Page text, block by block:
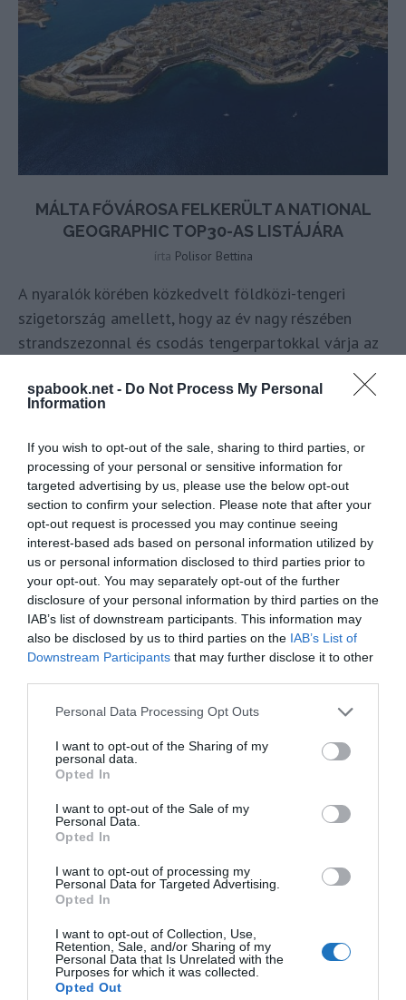
spabook.net - Do Not Process My Personal
Information
If you wish to opt-out of the sale, sharing to third parties, or
processing of your personal or sensitive information for
targeted advertising by us, please use the below opt-out
section to confirm your selection. Please note that after your
opt-out request is processed you may continue seeing
interest-based ads based on personal information utilized by
us or personal information disclosed to third parties prior to
your opt-out. You may separately opt-out of the further
disclosure of your personal information by third parties on the
IAB’s list of downstream participants. This information may
also be disclosed by us to third parties on the IAB’s List of
Downstream Participants that may further disclose it to other
Please note that this website/app uses one or more Google
not limited to your visit or usage behaviour. You may click to
grant or deny consent to Google and its third-party tags to
use your data for below specified purposes in below Google
consent section.
Personal Data Processing Opt Outs
I want to opt-out of the Sharing of my
personal data.
Opted In
I want to opt-out of the Sale of my
Personal Data.
Opted In
I want to opt-out of processing my
Personal Data for Targeted Advertising.
Opted In
I want to opt-out of Collection, Use,
Retention, Sale, and/or Sharing of my
Personal Data that Is Unrelated with the
Purposes for which it was collected.
Opted Out
MÁLTA FŐVÁROSA FELKERÜLT A NATIONAL
GEOGRAPHIC TOP30-AS LISTÁJÁRA
írta Polisor Bettina
A nyaralók körében közkedvelt földközi-tengeri
szigetország amellett, hogy az év nagy részében
strandszezonnal és csodás tengerpartokkal várja az
hozzá tartozó szigeteken fellelhető számtalan
ad okot, hogy a National Geographic nemrég
megjelent cikkébenMálta fővárosa, Valletta bekerült
a 30 legjobb úti cél közé, amelyeket az utazóknak
2024-ben mindenképpen érdemes meglátogatniuk.
Valletta is szerepel a National
Geographic TOP30 „menő úti célok
2024-re” ajánlati listáján
A neves magazin újságírói azt javasolják olvasóiknak,
hogy látogassanak el Vallettába, Málta fővárosába,
valamint katedráliskupolákból álló látképe” – amit a
Máltát egykor irányító és uraló többnemzetiségű
lovagrend alakított ki a 16-18. században – egészen
felett, színes faerkélyekkel, amik szinte átnyúlnak a
szűk utcákon, egész évben kellemes időjárással a
város nem csak a filmeseket inspirálja.